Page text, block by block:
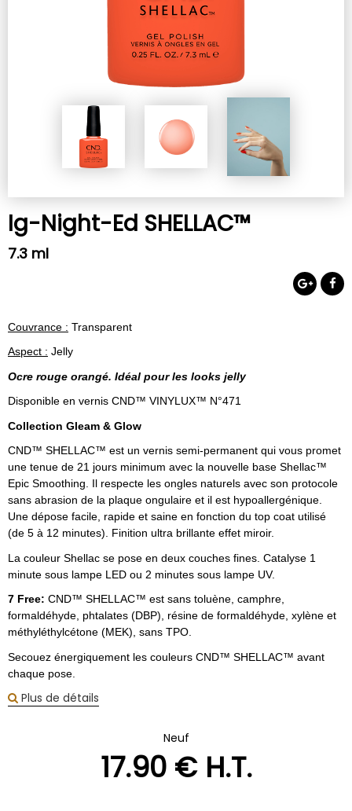
Ig-Night-Ed SHELLAC™
7.3 ml
Couvrance : Transparent
Aspect : Jelly
Ocre rouge orangé. Idéal pour les looks jelly
Disponible en vernis CND™ VINYLUX™ N°471
Collection Gleam & Glow
CND™ SHELLAC™ est un vernis semi-permanent qui vous promet
une tenue de 21 jours minimum avec la nouvelle base Shellac™
Epic Smoothing. Il respecte les ongles naturels avec son protocole
sans abrasion de la plaque ongulaire et il est hypoallergénique.
Une dépose facile, rapide et saine en fonction du top coat utilisé
(de 5 à 12 minutes). Finition ultra brillante effet miroir.
La couleur Shellac se pose en deux couches fines. Catalyse 1
minute sous lampe LED ou 2 minutes sous lampe UV.
7 Free: CND™ SHELLAC™ est sans toluène, camphre,
formaldéhyde, phtalates (DBP), résine de formaldéhyde, xylène et
méthyléthylcétone (MEK), sans TPO.
Secouez énergiquement les couleurs CND™ SHELLAC™ avant
chaque pose.
Plus de détails
Neuf
17.90€ H.T.